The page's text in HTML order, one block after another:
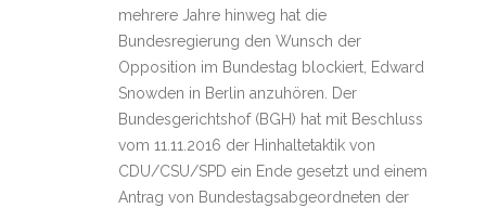
mehrere Jahre hinweg hat die
Bundesregierung den Wunsch der
Opposition im Bundestag blockiert, Edward
Snowden in Berlin anzuhören. Der
Bundesgerichtshof (BGH) hat mit Beschluss
vom 11.11.2016 der Hinhaltetaktik von
CDU/CSU/SPD ein Ende gesetzt und einem
Antrag von Bundestagsabgeordneten der